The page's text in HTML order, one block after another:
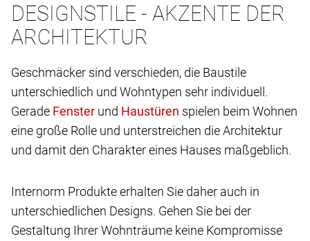
DESIGNSTILE - AKZENTE DER
ARCHITEKTUR
Geschmäcker sind verschieden, die Baustile
unterschiedlich und Wohntypen sehr individuell.
Gerade
und
spielen beim Wohnen
eine große Rolle und unterstreichen die Architektur
und damit den Charakter eines Hauses maßgeblich.
Internorm Produkte erhalten Sie daher auch in
unterschiedlichen Designs. Gehen Sie bei der
Gestaltung Ihrer Wohnträume keine Kompromisse